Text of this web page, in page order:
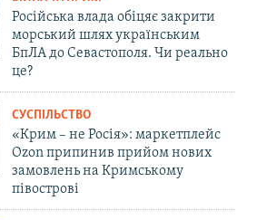
Російська влада обіцяє закрити
морський шлях українським
БпЛА до Севастополя. Чи реально
це?
СУСПІЛЬСТВО
«Крим – не Росія»: маркетплейс
Ozon припинив прийом нових
замовлень на Кримському
півострові